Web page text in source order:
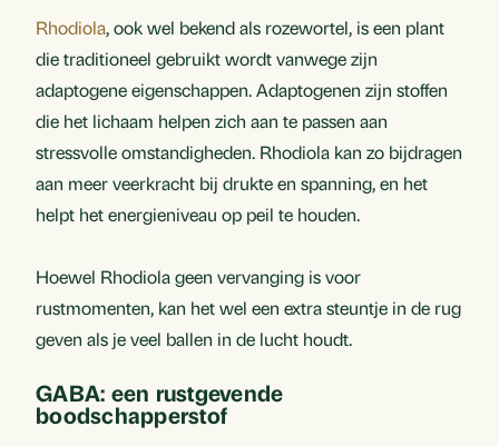
Rhodiola, ook wel bekend als rozewortel, is een plant
die traditioneel gebruikt wordt vanwege zijn
adaptogene eigenschappen. Adaptogenen zijn stoffen
die het lichaam helpen zich aan te passen aan
stressvolle omstandigheden. Rhodiola kan zo bijdragen
aan meer veerkracht bij drukte en spanning, en het
helpt het energieniveau op peil te houden.
Hoewel Rhodiola geen vervanging is voor
rustmomenten, kan het wel een extra steuntje in de rug
geven als je veel ballen in de lucht houdt.
GABA: een rustgevende
boodschapperstof